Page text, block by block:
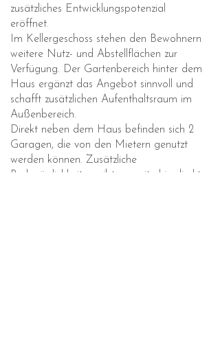
zusätzliches Entwicklungspotenzial
eröffnet.
Im Kellergeschoss stehen den Bewohnern
weitere Nutz- und Abstellflächen zur
Verfügung. Der Gartenbereich hinter dem
Haus ergänzt das Angebot sinnvoll und
schafft zusätzlichen Aufenthaltsraum im
Außenbereich.
Direkt neben dem Haus befinden sich 2
Garagen, die von den Mietern genutzt
werden können. Zusätzliche
Parkmöglichkeiten gibt es weiterhin direkt